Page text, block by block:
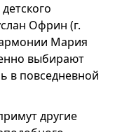
Офрин (г.
Мария
выбирают
в повседневной
другие